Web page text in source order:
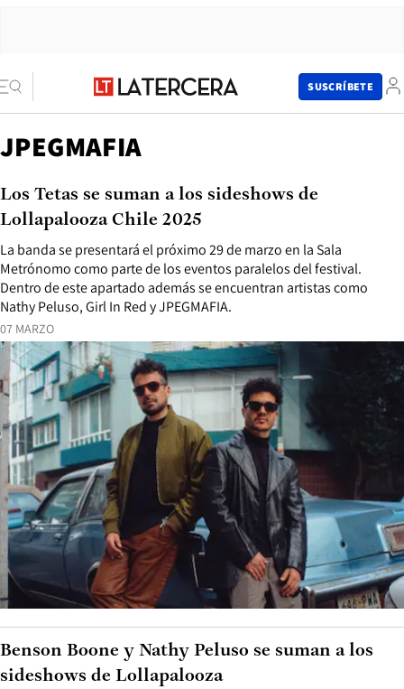
SUSCRÍBETE
JPEGMAFIA
07 MARZO
La banda se presentará el próximo 29 de marzo en la Sala
Metrónomo como parte de los eventos paralelos del festival.
Dentro de este apartado además se encuentran artistas como
Nathy Peluso, Girl In Red y JPEGMAFIA.
Los Tetas se suman a los sideshows de
Lollapalooza Chile 2025
Benson Boone y Nathy Peluso se suman a los
sideshows de Lollapalooza